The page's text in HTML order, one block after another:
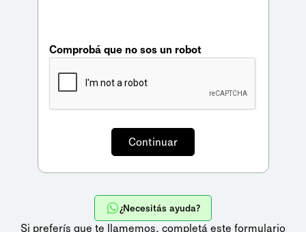
Comprobá que no sos un robot
¿Necesitás ayuda?
Si preferís que te llamemos, completá este formulario